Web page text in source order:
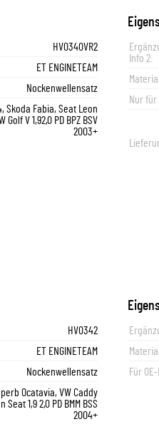
HV0340VR2
ET ENGINETEAM
Nockenwellensatz
Skoda Fabia, Seat Leon
Golf V 1,92,0 PD BPZ BSV
2003+
Info 2:
Nur
HV0342
ET ENGINETEAM
Nockenwellensatz
Ocatavia, VW Caddy
Seat 1,9 2,0 PD BMM BSS
2004+
Für